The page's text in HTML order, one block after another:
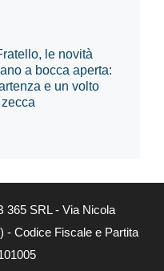
le novità
a bocca aperta:
e un volto
365 SRL - Via Nicola
- Codice Fiscale e Partita